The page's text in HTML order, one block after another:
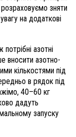
зняти
на додаткові
азотні
вносити азотно-
кількостями під
в рядок під
40–60 кг
дадуть
запуску